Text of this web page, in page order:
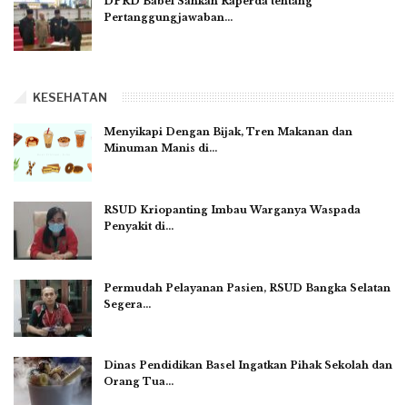
Pertanggungjawaban…
KESEHATAN
Menyikapi Dengan Bijak, Tren Makanan dan
Minuman Manis di…
RSUD Kriopanting Imbau Warganya Waspada
Penyakit di…
Permudah Pelayanan Pasien, RSUD Bangka Selatan
Segera…
Dinas Pendidikan Basel Ingatkan Pihak Sekolah dan
Orang Tua…